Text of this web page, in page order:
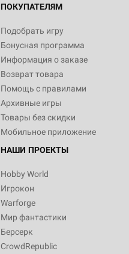
ПОКУПАТЕЛЯМ
Подобрать игру
Бонусная программа
Информация о заказе
Возврат товара
Помощь с правилами
Архивные игры
Товары без скидки
Мобильное приложение
НАШИ ПРОЕКТЫ
Hobby World
Игрокон
Warforge
Мир фантастики
Берсерк
CrowdRepublic